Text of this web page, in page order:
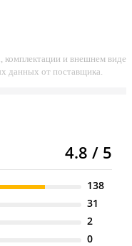
комплектации и внешнем виде
данных от поставщика.
4.8 / 5
138
31
2
0